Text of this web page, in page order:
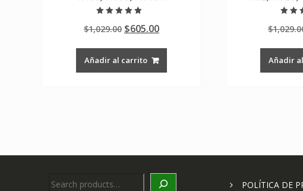
5.00
de 5
$1,029.00 Original
was:
$1,029.00.
$605.00Current
$605.00.
Añadir al carrito
$
Añadir
Search
POLÍTICA DE